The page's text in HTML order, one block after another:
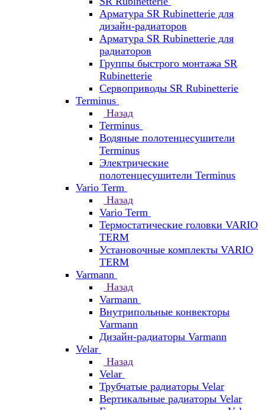
Арматура SR Rubinetterie для
дизайн-радиаторов
Арматура SR Rubinetterie для
радиаторов
Группы быстрого монтажа SR
Rubinetterie
Сервоприводы SR Rubinetterie
Terminus
Назад
Terminus
Водяные полотенцесушители
Terminus
Электрические
полотенцесушители Terminus
Vario Term
Назад
Vario Term
Термостатические головки VARIO
TERM
Установочные комплекты VARIO
TERM
Varmann
Назад
Varmann
Внутрипольные конвекторы
Varmann
Дизайн-радиаторы Varmann
Velar
Назад
Velar
Трубчатые радиаторы Velar
Вертикальные радиаторы Velar